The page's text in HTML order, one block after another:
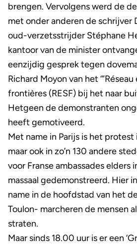
brengen. Vervolgens werd de
met onder anderen de schrijver
oud-verzetsstrijder Stéphane
kantoor van de minister
eenzijdig gesprek tegen
Richard Moyon van het
frontières (RESF) bij het naar
Hetgeen de demonstranten
heeft gemotiveerd.
Met name in Parijs is het
maar ook in zo’n 130 andere
voor Franse ambassades elders
massaal gedemonstreerd. Hier
name in de hoofdstad van het
Toulon- marcheren de mensen
straten.
Maar sinds 18.00 uur is er een